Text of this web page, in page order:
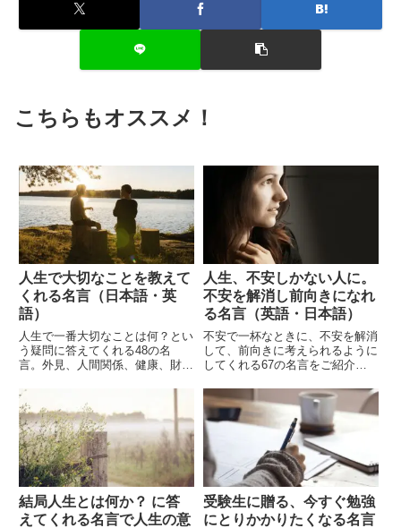
こちらもオススメ！
人生で大切なことを教えて
くれる名言（日本語・英
語）
人生で一番大切なことは何？とい
う疑問に答えてくれる48の名
言。外見、人間関係、健康、財
ことは沢山あるけれど……
人生、不安しかない人に。
不安を解消し前向きになれ
る名言（英語・日本語）
不安で一杯なときに、不安を解消
して、前向きに考えられるように
してくれる67の名言をご紹介し
も、なんとなく不安なときも、考
え方を切り替えるきっかけとなる
言葉に、きっと出合えます。
結局人生とは何か？ に答
えてくれる名言で人生の意
受験生に贈る、今すぐ勉強
にとりかかりたくなる名言